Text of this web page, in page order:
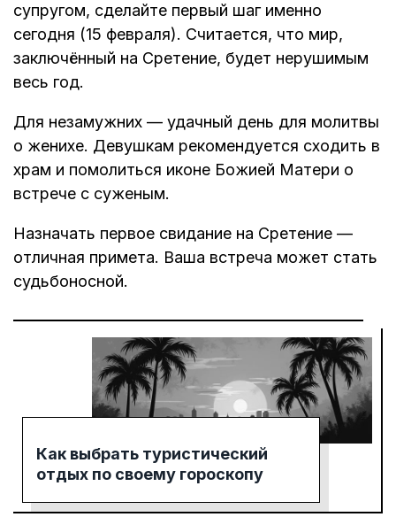
супругом, сделайте первый шаг именно
сегодня (15 февраля). Считается, что мир,
заключённый на Сретение, будет нерушимым
весь год.
Для незамужних — удачный день для молитвы
о женихе. Девушкам рекомендуется сходить в
храм и помолиться иконе Божией Матери о
встрече с суженым.
Назначать первое свидание на Сретение —
отличная примета. Ваша встреча может стать
судьбоносной.
Как выбрать туристический
отдых по своему гороскопу